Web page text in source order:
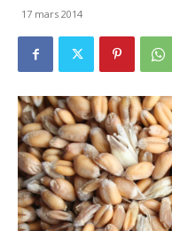
17 mars 2014